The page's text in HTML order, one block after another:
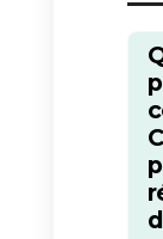
d)